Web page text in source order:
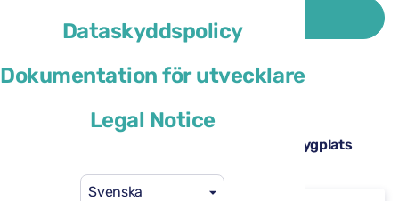
Dataskyddspolicy
Dokumentation för utvecklare
Legal Notice
Svenska
Hyrbilar tillgängliga på Seattle–Tacoma flygplats